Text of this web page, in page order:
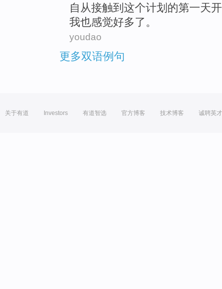
自从接触到 这个计划的第一天
我也感觉好多了 。
youdao
更多双语例句
关于有道 Investors 有道智选 官方博客 技术博客 诚聘英才